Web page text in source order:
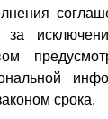
за
срока.